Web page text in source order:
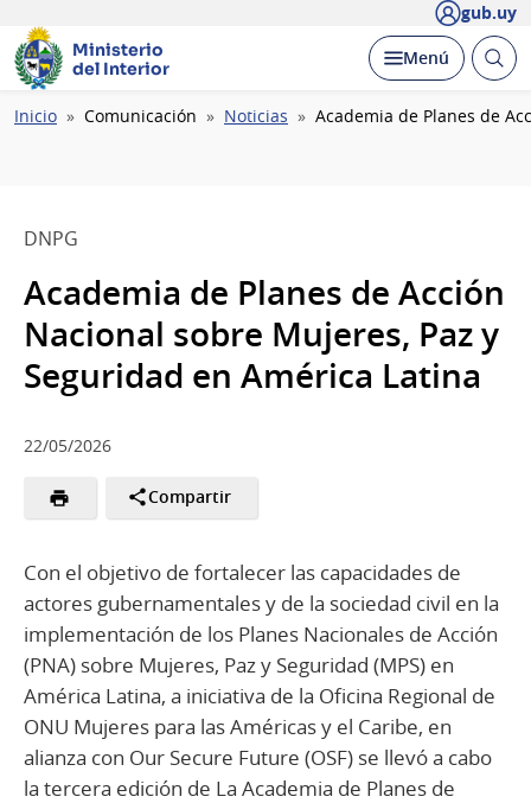
gub.uy
Ministerio
del Interior
Desplegar
Menú Abrir
Ruta
Inicio Comunicación Noticias Academia de Planes de
DNPG
Academia de Planes de Acción
Nacional sobre Mujeres, Paz y
Seguridad en América Latina
22/05/2026
Compartir
Con el objetivo de fortalecer las capacidades de
actores gubernamentales y de la sociedad civil en la
implementación de los Planes Nacionales de Acción
(PNA) sobre Mujeres, Paz y Seguridad (MPS) en
América Latina, a iniciativa de la Oficina Regional de
ONU Mujeres para las Américas y el Caribe, en
alianza con Our Secure Future (OSF) se llevó a cabo
la tercera edición de La Academia de Planes de